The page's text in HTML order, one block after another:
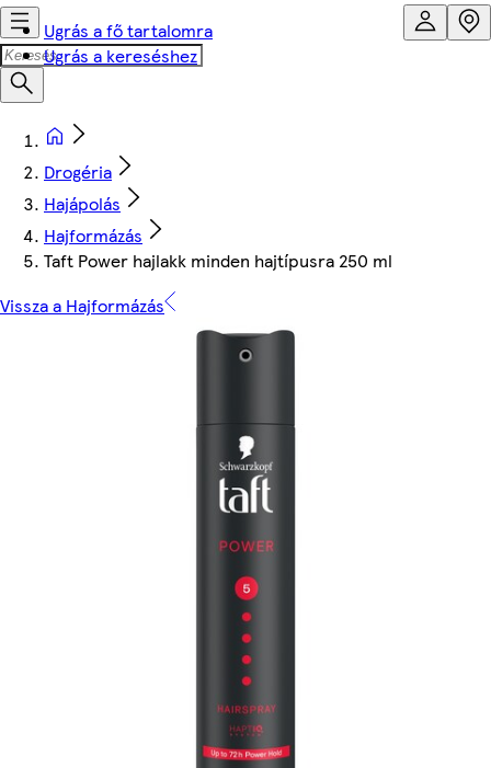
Ugrás a fő tartalomra
Ugrás a kereséshez
Drogéria
Hajápolás
Hajformázás
Taft Power hajlakk minden hajtípusra 250 ml
Vissza a Hajformázás